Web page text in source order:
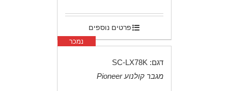
פרטים נוספים
נמכר
דגם: SC-LX78K
מגבר קולנוע Pioneer